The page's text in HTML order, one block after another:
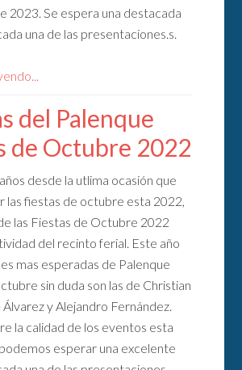
2023. Se espera una destacada
una de las presentaciones.s.
del Palenque
de Octubre 2022
desde la utlima ocasión que
las fiestas de octubre esta 2022,
las Fiestas de Octubre 2022
del recinto ferial. Este año
mas esperadas de Palenque
sin duda son las de Christian
y Alejandro Fernández.
la calidad de los eventos esta
esperar una excelente